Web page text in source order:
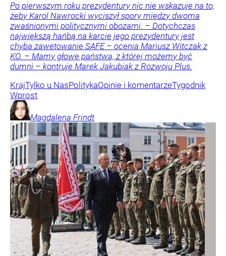
Po pierwszym roku prezydentury nic nie wskazuje na to,
żeby Karol Nawrocki wyciszył spory między dwoma
zwaśnionymi politycznymi obozami. – Dotychczas
największą hańbą na karcie jego prezydentury jest
chyba zawetowanie SAFE – ocenia Mariusz Witczak z
KO. – Mamy głowę państwa, z której możemy być
dumni – kontruje Marek Jakubiak z Rozwoju Plus.
KrajTylko u NasPolitykaOpinie i komentarzeTygodnik
Wprost
Magdalena Frindt